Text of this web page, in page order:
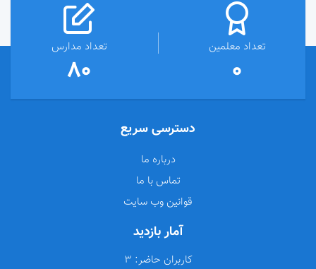
تعداد معلمین
0
تعداد مدارس
80
دسترسی سریع
درباره ما
تماس با ما
قوانین وب سایت
آمار بازدید
کاربران حاضر: